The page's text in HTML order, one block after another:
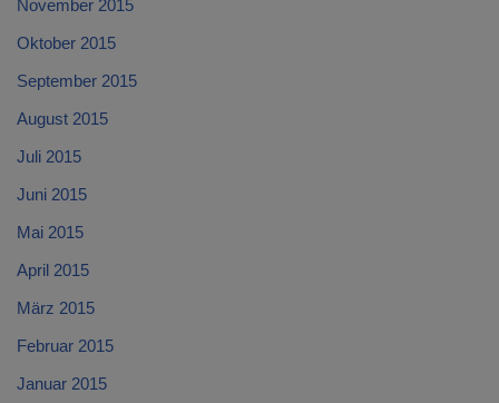
November 2015
Oktober 2015
September 2015
August 2015
Juli 2015
Juni 2015
Mai 2015
April 2015
März 2015
Februar 2015
Januar 2015